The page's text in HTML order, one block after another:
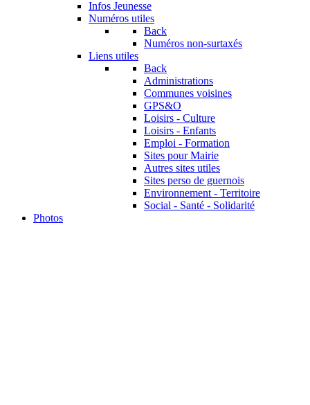
Infos Jeunesse
Numéros utiles
Back
Numéros non-surtaxés
Liens utiles
Back
Administrations
Communes voisines
GPS&O
Loisirs - Culture
Loisirs - Enfants
Emploi - Formation
Sites pour Mairie
Autres sites utiles
Sites perso de guernois
Environnement - Territoire
Social - Santé - Solidarité
Photos